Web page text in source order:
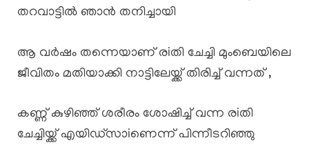
തറവാട്ടിൽ ഞാൻ തനിച്ചായി
ആ വർഷം തന്നെയാണ് രiതി ചേച്ചി മുംബെയിലെ
ജീവിതം മതിയാക്കി നാട്ടിലേയ്ക്ക് തിരിച്ച് വന്നത് ,
കണ്ണ് കുഴിഞ്ഞ് ശരീരം ശോഷിച്ച് വന്ന രiതി
ചേച്ചിയ്ക്ക് എയിഡ്സാiണെന്ന് പിന്നീടറിഞ്ഞു